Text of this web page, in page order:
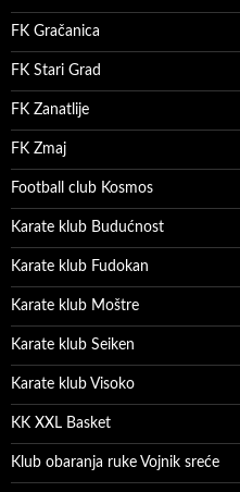
FK Gračanica
FK Stari Grad
FK Zanatlije
FK Zmaj
Football club Kosmos
Karate klub Budućnost
Karate klub Fudokan
Karate klub Moštre
Karate klub Seiken
Karate klub Visoko
KK XXL Basket
Klub obaranja ruke Vojnik sreće